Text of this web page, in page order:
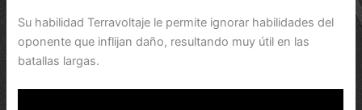
Su habilidad Terravoltaje le permite ignorar habilidades del
oponente que inflijan daño, resultando muy útil en las
batallas largas.